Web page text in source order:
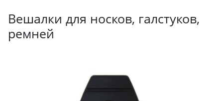
Вешалки для носков, галстуков,
ремней